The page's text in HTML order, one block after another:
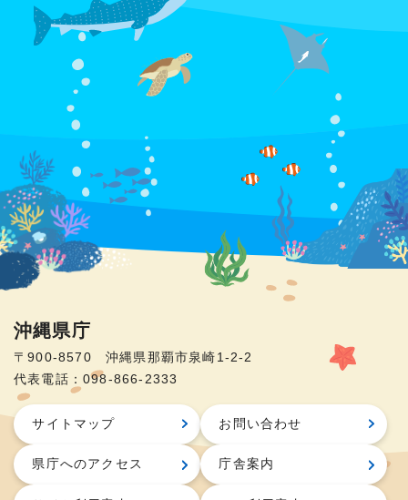
沖縄県庁
〒900-8570 沖縄県那覇市泉崎1-2-2
代表電話：098-866-2333
サイトマップ お問い合わせ
県庁へのアクセス 庁舎案内